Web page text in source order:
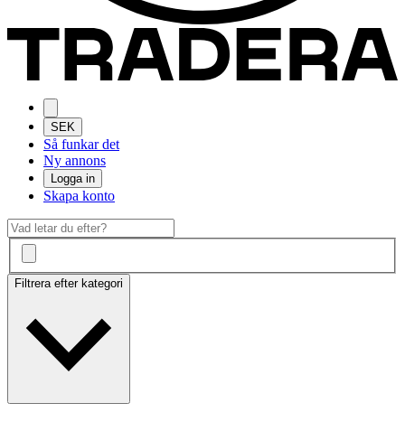
SEK
Så funkar det
Ny annons
Logga in
Skapa konto
Filtrera efter kategori